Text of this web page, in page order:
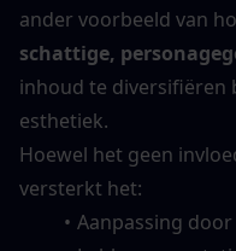
schattige,
inhoud te
esthetiek.
Hoewel het geen
versterkt het:
Aanpassing